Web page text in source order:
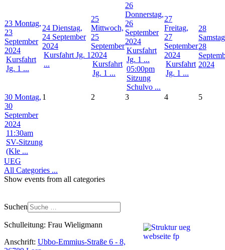
23 Montag,
23
September
2024
Kursfahrt
Jg. 1 ...
24 Dienstag,
24 September
2024
Kursfahrt Jg. 1
...
25
Mittwoch,
25
September
2024
Kursfahrt
Jg. 1 ...
26
Donnerstag,
26
September
2024
Kursfahrt
Jg. 1 ...
05:00pm
Sitzung
Schulvo ...
27
Freitag,
27
September
2024
Kursfahrt
Jg. 1 ...
28
28
2024
30 Montag,
30
September
2024
11:30am
SV-Sitzung
(Kle ...
1 2 3 4 5
UEG
All Categories ...
Show events from all categories
Suchen
Schulleitung: Frau Wieligmann
Anschrift: Ubbo-Emmius-Straße 6 - 8,